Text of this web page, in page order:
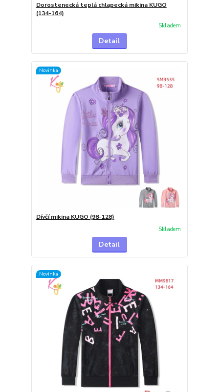
Dorostenecká teplá chlapecká mikina KUGO
(134-164)
Skladem
Detail
Novinka
Dívčí mikina KUGO (98-128)
Skladem
Detail
Novinka